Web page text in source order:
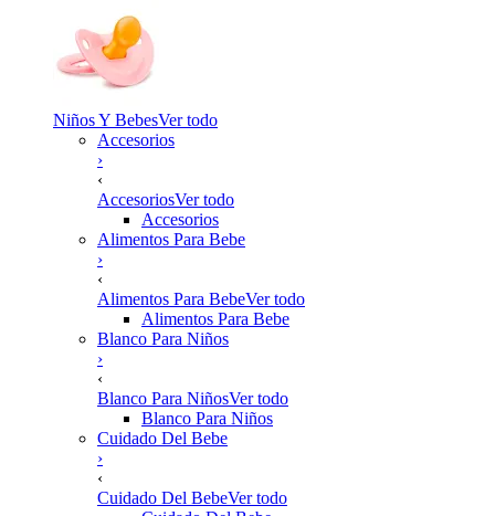
Niños Y BebesVer todo
Accesorios
›
‹
AccesoriosVer todo
Accesorios
Alimentos Para Bebe
›
‹
Alimentos Para BebeVer todo
Alimentos Para Bebe
Blanco Para Niños
›
‹
Blanco Para NiñosVer todo
Blanco Para Niños
Cuidado Del Bebe
›
‹
Cuidado Del BebeVer todo